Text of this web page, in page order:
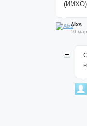
(ИМХО)
Alxs
10